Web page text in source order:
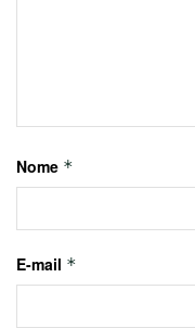
Nome *
E-mail *